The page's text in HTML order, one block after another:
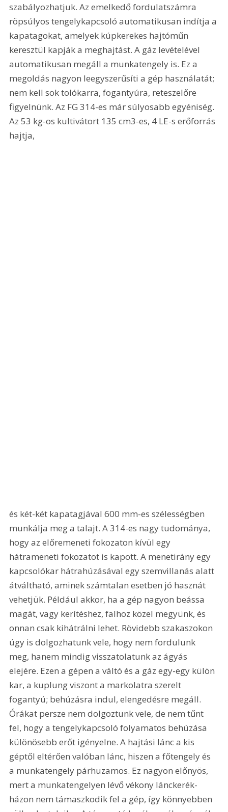
szabályozhatjuk. Az emelkedő fordulatszámra
röpsúlyos tengelykapcsoló automatikusan indítja a
kapatagokat, amelyek kúpkerekes hajtóműn
keresztül kapják a meghajtást. A gáz levételével
automatikusan megáll a munkatengely is. Ez a
megoldás nagyon leegyszerűsíti a gép használatát;
nem kell sok tolókarra, fogantyúra, reteszelőre
figyelnünk. Az FG 314-es már súlyosabb egyéniség.
Az 53 kg-os kultivátort 135 cm3-es, 4 LE-s erőforrás
hajtja,
és két-két kapatagjával 600 mm-es szélességben
munkálja meg a talajt. A 314-es nagy tudománya,
hogy az előremeneti fokozaton kívül egy
hátrameneti fokozatot is kapott. A menetirány egy
kapcsolókar hátrahúzásával egy szemvillanás alatt
átváltható, aminek számtalan esetben jó hasznát
vehetjük. Például akkor, ha a gép nagyon beássa
magát, vagy kerítéshez, falhoz közel megyünk, és
onnan csak kihátrálni lehet. Rövidebb szakaszokon
úgy is dolgozhatunk vele, hogy nem fordulunk
meg, hanem mindig visszatolatunk az ágyás
elejére. Ezen a gépen a váltó és a gáz egy-egy külön
kar, a kuplung viszont a markolatra szerelt
fogantyú; behúzásra indul, elengedésre megáll.
Órákat persze nem dolgoztunk vele, de nem tűnt
fel, hogy a tengelykapcsoló folyamatos behúzása
különösebb erőt igényelne. A hajtási lánc a kis
géptől eltérően valóban lánc, hiszen a főtengely és
a munkatengely párhuzamos. Ez nagyon előnyös,
mert a munkatengelyen lévő vékony lánckerék-
házon nem támaszkodik fel a gép, így könnyebben